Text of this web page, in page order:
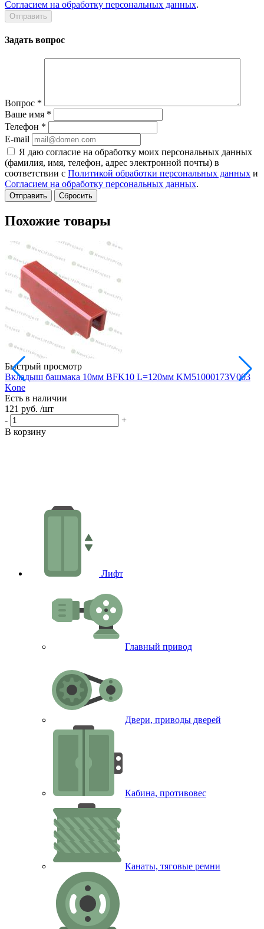
Согласием на обработку персональных данных.
Задать вопрос
Вопрос *
Ваше имя *
Телефон *
E-mail
Я даю согласие на обработку моих персональных данных
(фамилия, имя, телефон, адрес электронной почты) в
соответствии с Политикой обработки персональных данных и
Согласием на обработку персональных данных.
Сбросить
Похожие товары
Быстрый просмотр
Вкладыш башмака 10мм BFK10 L=120мм KM51000173V003
Kone
Есть в наличии
121 руб. /шт
-
+
В корзину
Лифт
Главный привод
Двери, приводы дверей
Кабина, противовес
Канаты, тяговые ремни